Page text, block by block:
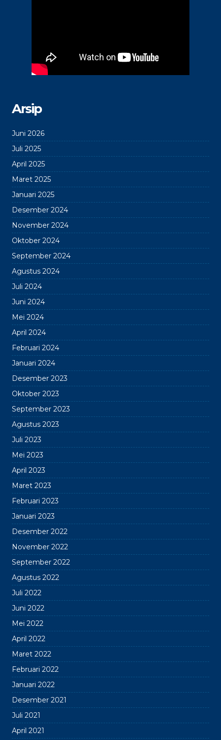
Arsip
Juni 2026
Juli 2025
April 2025
Maret 2025
Januari 2025
Desember 2024
November 2024
Oktober 2024
September 2024
Agustus 2024
Juli 2024
Juni 2024
Mei 2024
April 2024
Februari 2024
Januari 2024
Desember 2023
Oktober 2023
September 2023
Agustus 2023
Juli 2023
Mei 2023
April 2023
Maret 2023
Februari 2023
Januari 2023
Desember 2022
November 2022
September 2022
Agustus 2022
Juli 2022
Juni 2022
Mei 2022
April 2022
Maret 2022
Februari 2022
Januari 2022
Desember 2021
Juli 2021
April 2021